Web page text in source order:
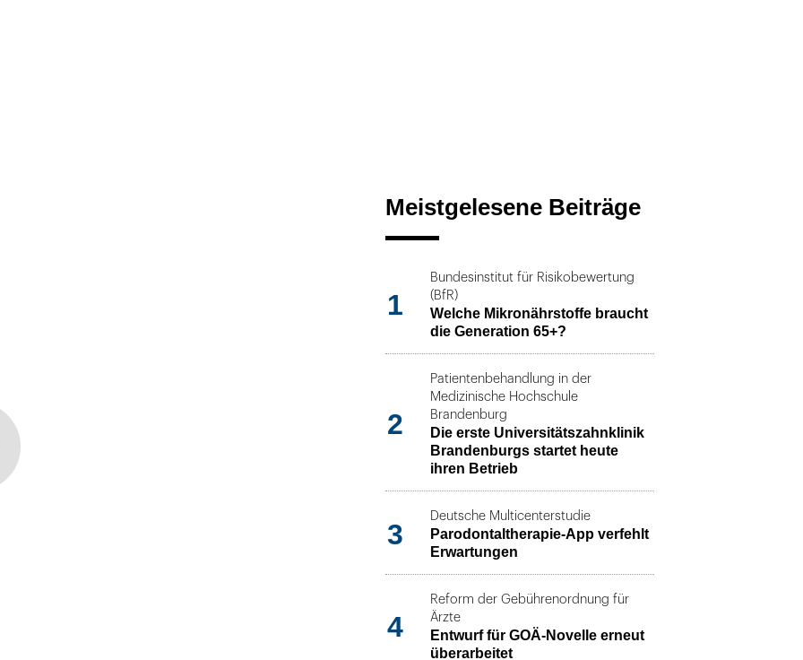
Meistgelesene Beiträge
1
Bundesinstitut für Risikobewertung
(BfR)
Welche Mikronährstoffe braucht
die Generation 65+?
2
Patientenbehandlung in der
Medizinische Hochschule
Brandenburg
Die erste Universitätszahnklinik
Brandenburgs startet heute
ihren Betrieb
3
Deutsche Multicenterstudie
Parodontaltherapie-App verfehlt
Erwartungen
4
Reform der Gebührenordnung für
Ärzte
Entwurf für GOÄ-Novelle erneut
überarbeitet